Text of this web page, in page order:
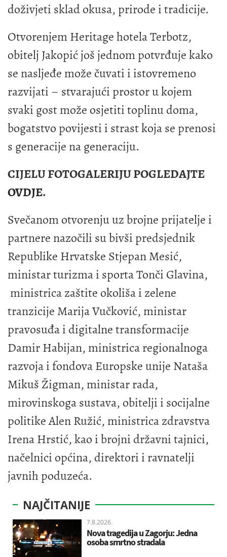
doživjeti sklad okusa, prirode i tradicije.
Otvorenjem Heritage hotela Terbotz,
obitelj Jakopić još jednom potvrđuje kako
se nasljeđe može čuvati i istovremeno
razvijati – stvarajući prostor u kojem
svaki gost može osjetiti toplinu doma,
bogatstvo povijesti i strast koja se prenosi
s generacije na generaciju.
CIJELU FOTOGALERIJU POGLEDAJTE
OVDJE.
Svečanom otvorenju uz brojne prijatelje i
partnere nazočili su bivši predsjednik
Republike Hrvatske Stjepan Mesić,
ministar turizma i sporta Tonči Glavina,
ministrica zaštite okoliša i zelene
tranzicije Marija Vučković, ministar
pravosuđa i digitalne transformacije
Damir Habijan, ministrica regionalnoga
razvoja i fondova Europske unije Nataša
Mikuš Žigman, ministar rada,
mirovinskoga sustava, obitelji i socijalne
politike Alen Ružić, ministrica zdravstva
Irena Hrstić, kao i brojni državni tajnici,
načelnici općina, direktori i ravnatelji
javnih poduzeća.
NAJČITANIJE
7.8.2026.
Nova tragedija u Zagorju: Jedna
osoba smrtno stradala